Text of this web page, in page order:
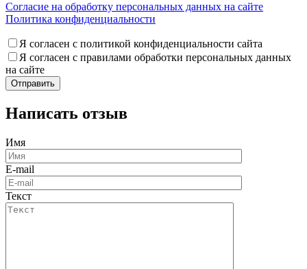
Согласие на обработку персональных данных на сайте
Политика конфиденциальности
Я согласен с политикой конфиденциальности сайта
Я согласен с правилами обработки персональных данных
на сайте
Написать отзыв
Имя
E-mail
Текст